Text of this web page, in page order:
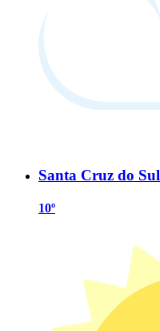
Santa Cruz do Sul
10º